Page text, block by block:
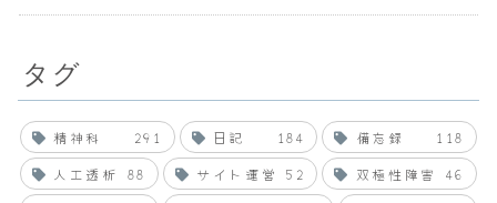
タグ
精神科 291 日記 184 備忘録
118
人工透析
88 サイト運営 52 双極性障害
46